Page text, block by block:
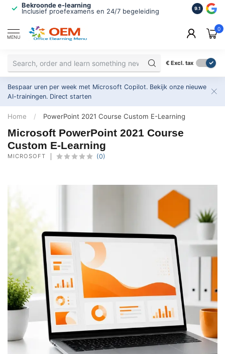
Bekroonde e-learning
Inclusief proefexamens en 24/7 begeleiding
ISO
2.500+
9.1
MENU
0
€ Excl. tax
Bespaar uren per week met Microsoft Copilot. Bekijk onze nieuwe
AI-trainingen. Direct starten
Home / PowerPoint 2021 Course Custom E-Learning
Microsoft PowerPoint 2021 Course
Custom E-Learning
MICROSOFT (0)